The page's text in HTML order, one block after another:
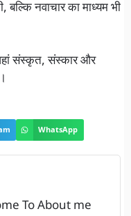
बल्कि नवाचार का माध्यम भी
संस्कृत, संस्कार और
WhatsApp
To About me